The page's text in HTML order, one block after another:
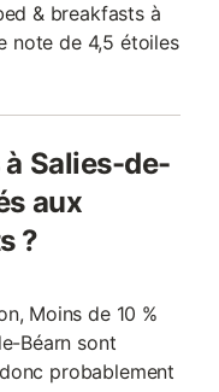
& breakfasts à
note de 4,5 étoiles
Salies-de-
aux
?
Moins de 10 %
Béarn sont
probablement